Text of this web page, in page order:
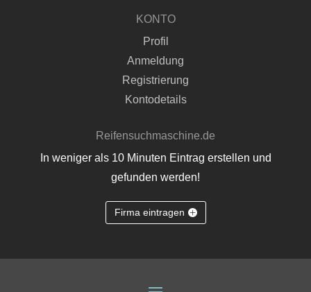
KONTO
Profil
Anmeldung
Registrierung
Kontodetails
Reifensuchmaschine.de
In weniger als 10 Minuten Eintrag erstellen und
gefunden werden!
Firma eintragen